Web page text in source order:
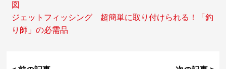
図
ジェットフィッシング 超簡単に取り付けられる！「釣
り師」の必需品